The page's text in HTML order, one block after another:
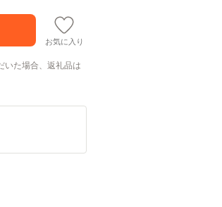
お気に入り
いた場合、返礼品は